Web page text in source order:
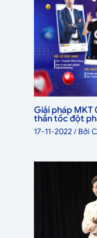
Giải pháp MKT
thần tốc đột
17-11-2022/ Bởi